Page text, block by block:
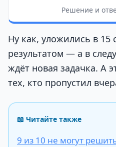
Решение и
Ну как, уложились в 15
результатом — а в
ждёт новая задачка. А
тех, кто пропустил
📖 Читайте также
9 из 10 не могут